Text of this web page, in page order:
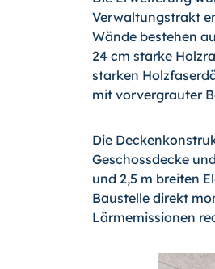
Verwaltungstrakt
Wände bestehen
24 cm starke
starken
mit vorvergrauter
Die
Geschossdecke
und 2,5 m breiten
Baustelle direkt
Lärmemissionen